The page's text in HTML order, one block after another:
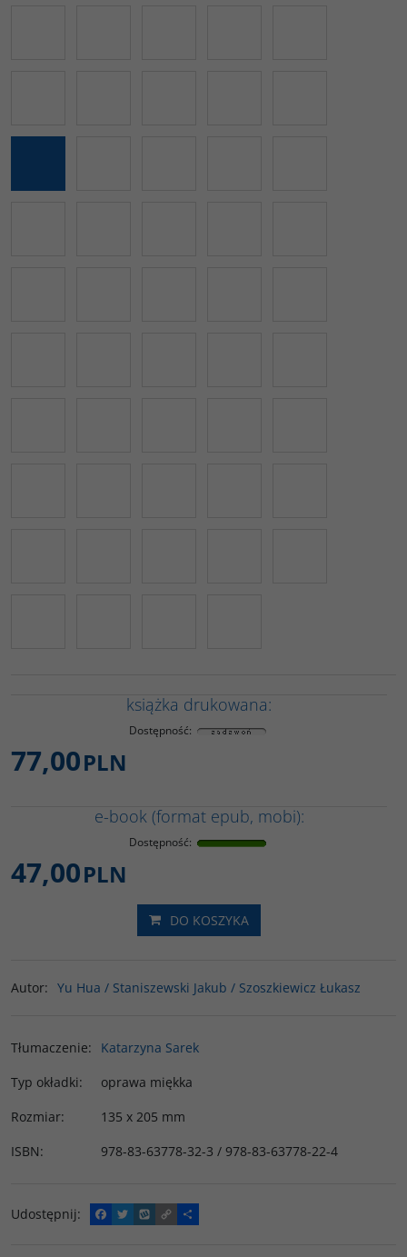
książka drukowana:
Dostępność:
77,00PLN
e-book (format epub, mobi):
Dostępność:
47,00PLN
DO KOSZYKA
Autor: Yu Hua / Staniszewski Jakub / Szoszkiewicz Łukasz
Tłumaczenie:
Katarzyna Sarek
Typ okładki:
oprawa miękka
Rozmiar:
135 x 205 mm
ISBN: 978-83-63778-32-3 / 978-83-63778-22-4
Udostępnij:
F
a
T
w
W
y
C
o
P
o